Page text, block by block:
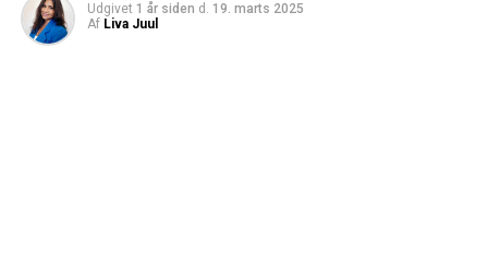
Udgivet 1 år siden d. 19. marts 2025
Af Liva Juul